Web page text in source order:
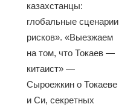
казахстанцы:
глобальные сценарии
рисков». «Выезжаем
на том, что Токаев —
китаист» —
Сыроежкин о Токаеве
и Си, секретных